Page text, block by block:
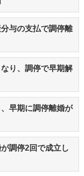
与の支払で調停離
り、調停で早期解
早期に調停離婚が
調停2回で成立し